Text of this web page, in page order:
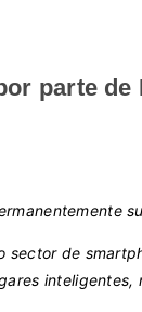
parte de
de